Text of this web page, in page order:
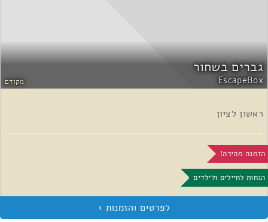
גברים בשחור
EscapeBox מקודם
ראשון לציון
הזמנה מהירה!
הנחות לחיילים ולילדים